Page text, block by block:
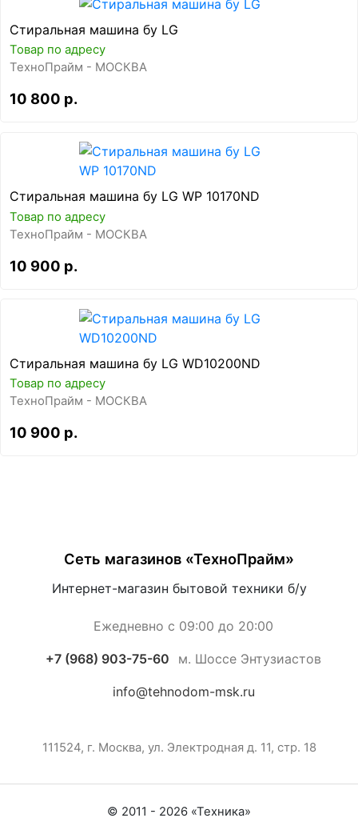
Стиральная машина бу LG
Товар по адресу
ТехноПрайм - МОСКВА
10 800 р.
Стиральная машина бу LG WP 10170ND
Товар по адресу
ТехноПрайм - МОСКВА
10 900 р.
Стиральная машина бу LG WD10200ND
Товар по адресу
ТехноПрайм - МОСКВА
10 900 р.
Сеть магазинов «ТехноПрайм»
Интернет-магазин бытовой техники б/у
Ежедневно с 09:00 до 20:00
+7 (968) 903-75-60 м. Шоссе Энтузиастов
info@tehnodom-msk.ru
111524, г. Москва, ул. Электродная д. 11, стр. 18
© 2011 - 2026 «Техника»